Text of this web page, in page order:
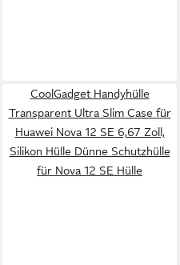
CoolGadget Handyhülle
Transparent Ultra Slim Case für
Huawei Nova 12 SE 6,67 Zoll,
Silikon Hülle Dünne Schutzhülle
für Nova 12 SE Hülle